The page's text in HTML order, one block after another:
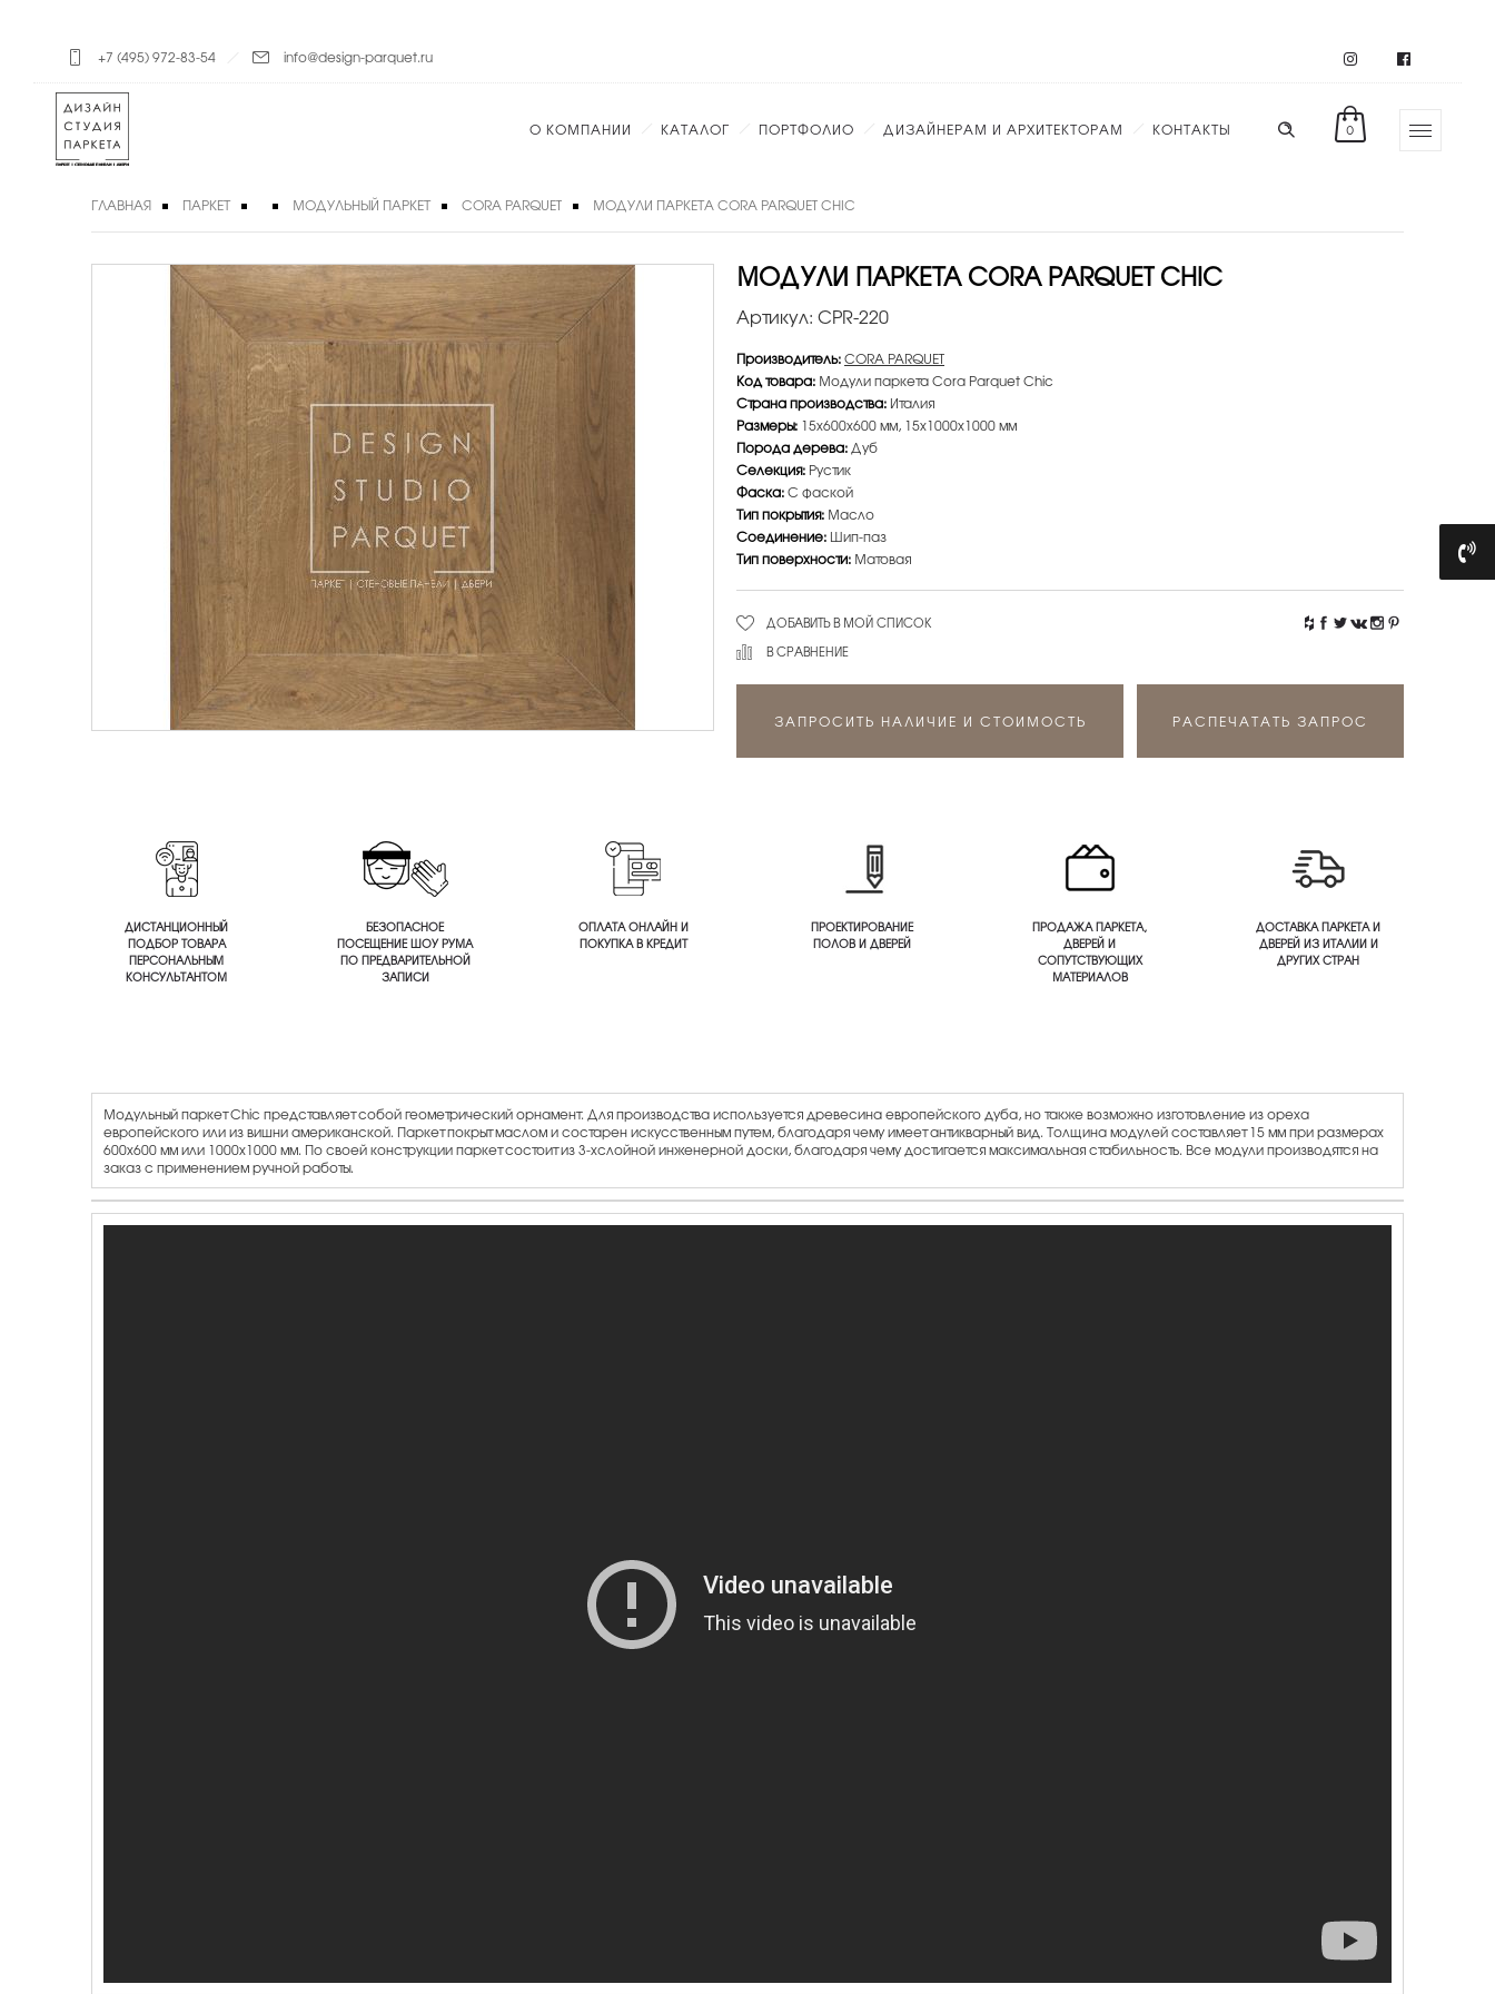
+7 (495) 972-83-54 info@design-parquet.ru
0
О КОМПАНИИ КАТАЛОГ ПОРТФОЛИО ДИЗАЙНЕРАМ И АРХИТЕКТОРАМ КОНТАКТЫ
ГЛАВНАЯ ПАРКЕТ МОДУЛЬНЫЙ ПАРКЕТ CORA PARQUET МОДУЛИ ПАРКЕТА CORA PARQUET CHIC
МОДУЛИ ПАРКЕТА CORA PARQUET CHIC
Артикул: CPR-220
Производитель:CORA PARQUET
Код товара: Модули паркета Cora Parquet Chic
Страна производства: Италия
Размеры: 15х600х600 мм, 15х1000х1000 мм
Порода дерева:Дуб
Селекция: Рустик
Фаска:С фаской
Тип покрытия: Масло
Соединение: Шип-паз
Тип поверхности: Матовая
ДОБАВИТЬ В МОЙ СПИСОК
В СРАВНЕНИЕ
ЗАПРОСИТЬ НАЛИЧИЕ И СТОИМОСТЬ РАСПЕЧАТАТЬ ЗАПРОС
ДИСТАНЦИОННЫЙ
ПОДБОР ТОВАРА
ПЕРСОНАЛЬНЫМ
КОНСУЛЬТАНТОМ
БЕЗОПАСНОЕ
ПОСЕЩЕНИЕ ШОУ РУМА
ПО ПРЕДВАРИТЕЛЬНОЙ
ЗАПИСИ
ОПЛАТА ОНЛАЙН И
ПОКУПКА В КРЕДИТ
ПРОЕКТИРОВАНИЕ
ПОЛОВ И ДВЕРЕЙ
ПРОДАЖА ПАРКЕТА,
ДВЕРЕЙ И
СОПУТСТВУЮЩИХ
МАТЕРИАЛОВ
ДОСТАВКА ПАРКЕТА И
ДВЕРЕЙ ИЗ ИТАЛИИ И
ДРУГИХ СТРАН
Модульный паркет Chic представляет собой геометрический орнамент. Для производства используется древесина европейского дуба, но также возможно изготовление из ореха
европейского или из вишни американской. Паркет покрыт маслом и состарен искусственным путем, благодаря чему имеет антикварный вид. Толщина модулей составляет 15 мм при размерах
600х600 мм или 1000х1000 мм. По своей конструкции паркет состоит из 3-хслойной инженерной доски, благодаря чему достигается максимальная стабильность. Все модули производятся на
заказ с применением ручной работы.